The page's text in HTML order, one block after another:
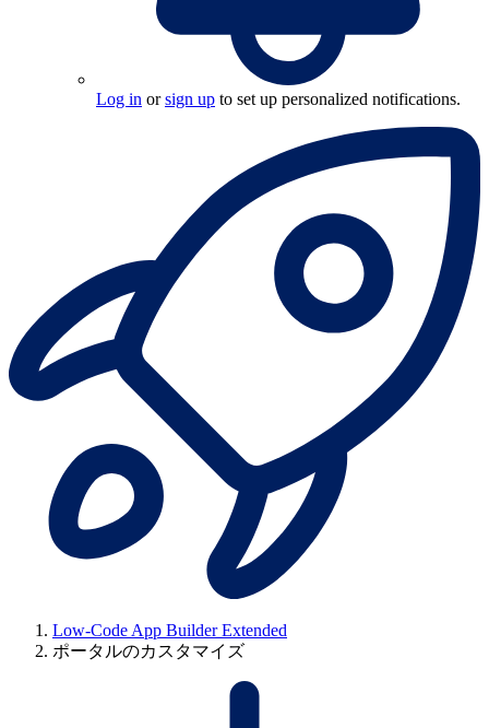
Log in orsign up to set up personalized notifications.
Low-Code App Builder Extended
ポータルのカスタマイズ